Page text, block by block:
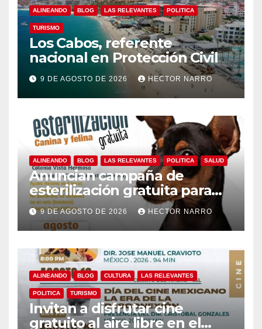
ALINEANDO BLOG LAS RELEVANTES POLITICA
TURISMO
Los Cabos, referente
nacional en Protección Civil
9 DE AGOSTO DE 2026 HECTOR NARRO
ALINEANDO BLOG LAS RELEVANTES POLITICA SALUD
Anuncian campaña de
esterilización gratuita para
perros y gatos en San José
del Cabo
9 DE AGOSTO DE 2026 HECTOR NARRO
ALINEANDO BLOG CULTURA LAS RELEVANTES
POLITICA TURISMO
Invitan a disfrutar cine
gratuito al aire libre en el